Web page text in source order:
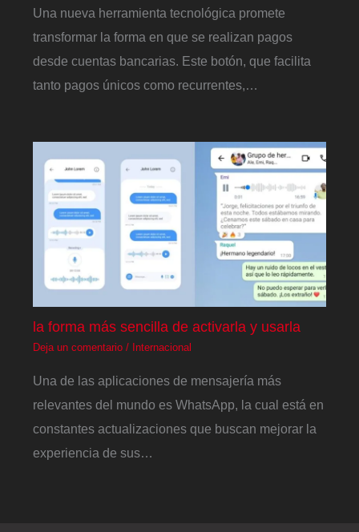
Una nueva herramienta tecnológica promete
transformar la forma en que se realizan pagos
desde cuentas bancarias. Este botón, que facilita
tanto pagos únicos como recurrentes,…
la forma más sencilla de activarla y usarla
Deja un comentario / Internacional
Una de las aplicaciones de mensajería más
relevantes del mundo es WhatsApp, la cual está en
constantes actualizaciones que buscan mejorar la
experiencia de sus…